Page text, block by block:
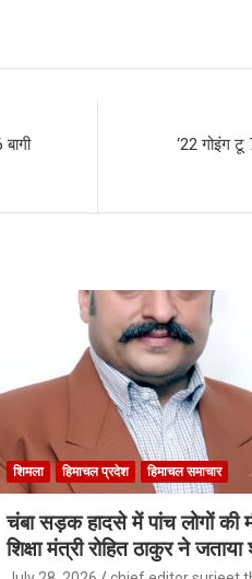
‘22 गोइंग
शिमला हिमाचल प्रदेश हिमाचल समाचार
चंबा सड़क हादसे में पांच लोगों की
शिक्षा मंत्री रोहित ठाकुर ने